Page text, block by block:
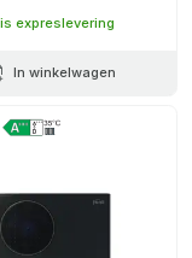
expreslevering
In winkelwagen